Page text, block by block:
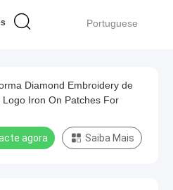
Portuguese
Diamond Embroidery de
Iron On Patches For
agora Saiba Mais